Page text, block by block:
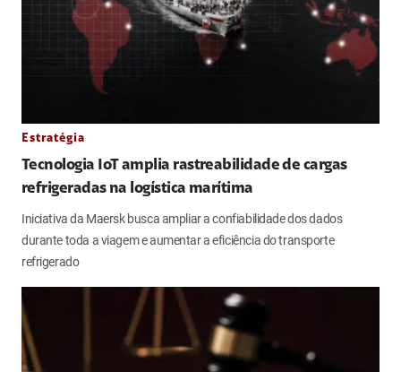
Estratégia
Tecnologia IoT amplia rastreabilidade de cargas
refrigeradas na logística marítima
Iniciativa da Maersk busca ampliar a confiabilidade dos dados
durante toda a viagem e aumentar a eficiência do transporte
refrigerado